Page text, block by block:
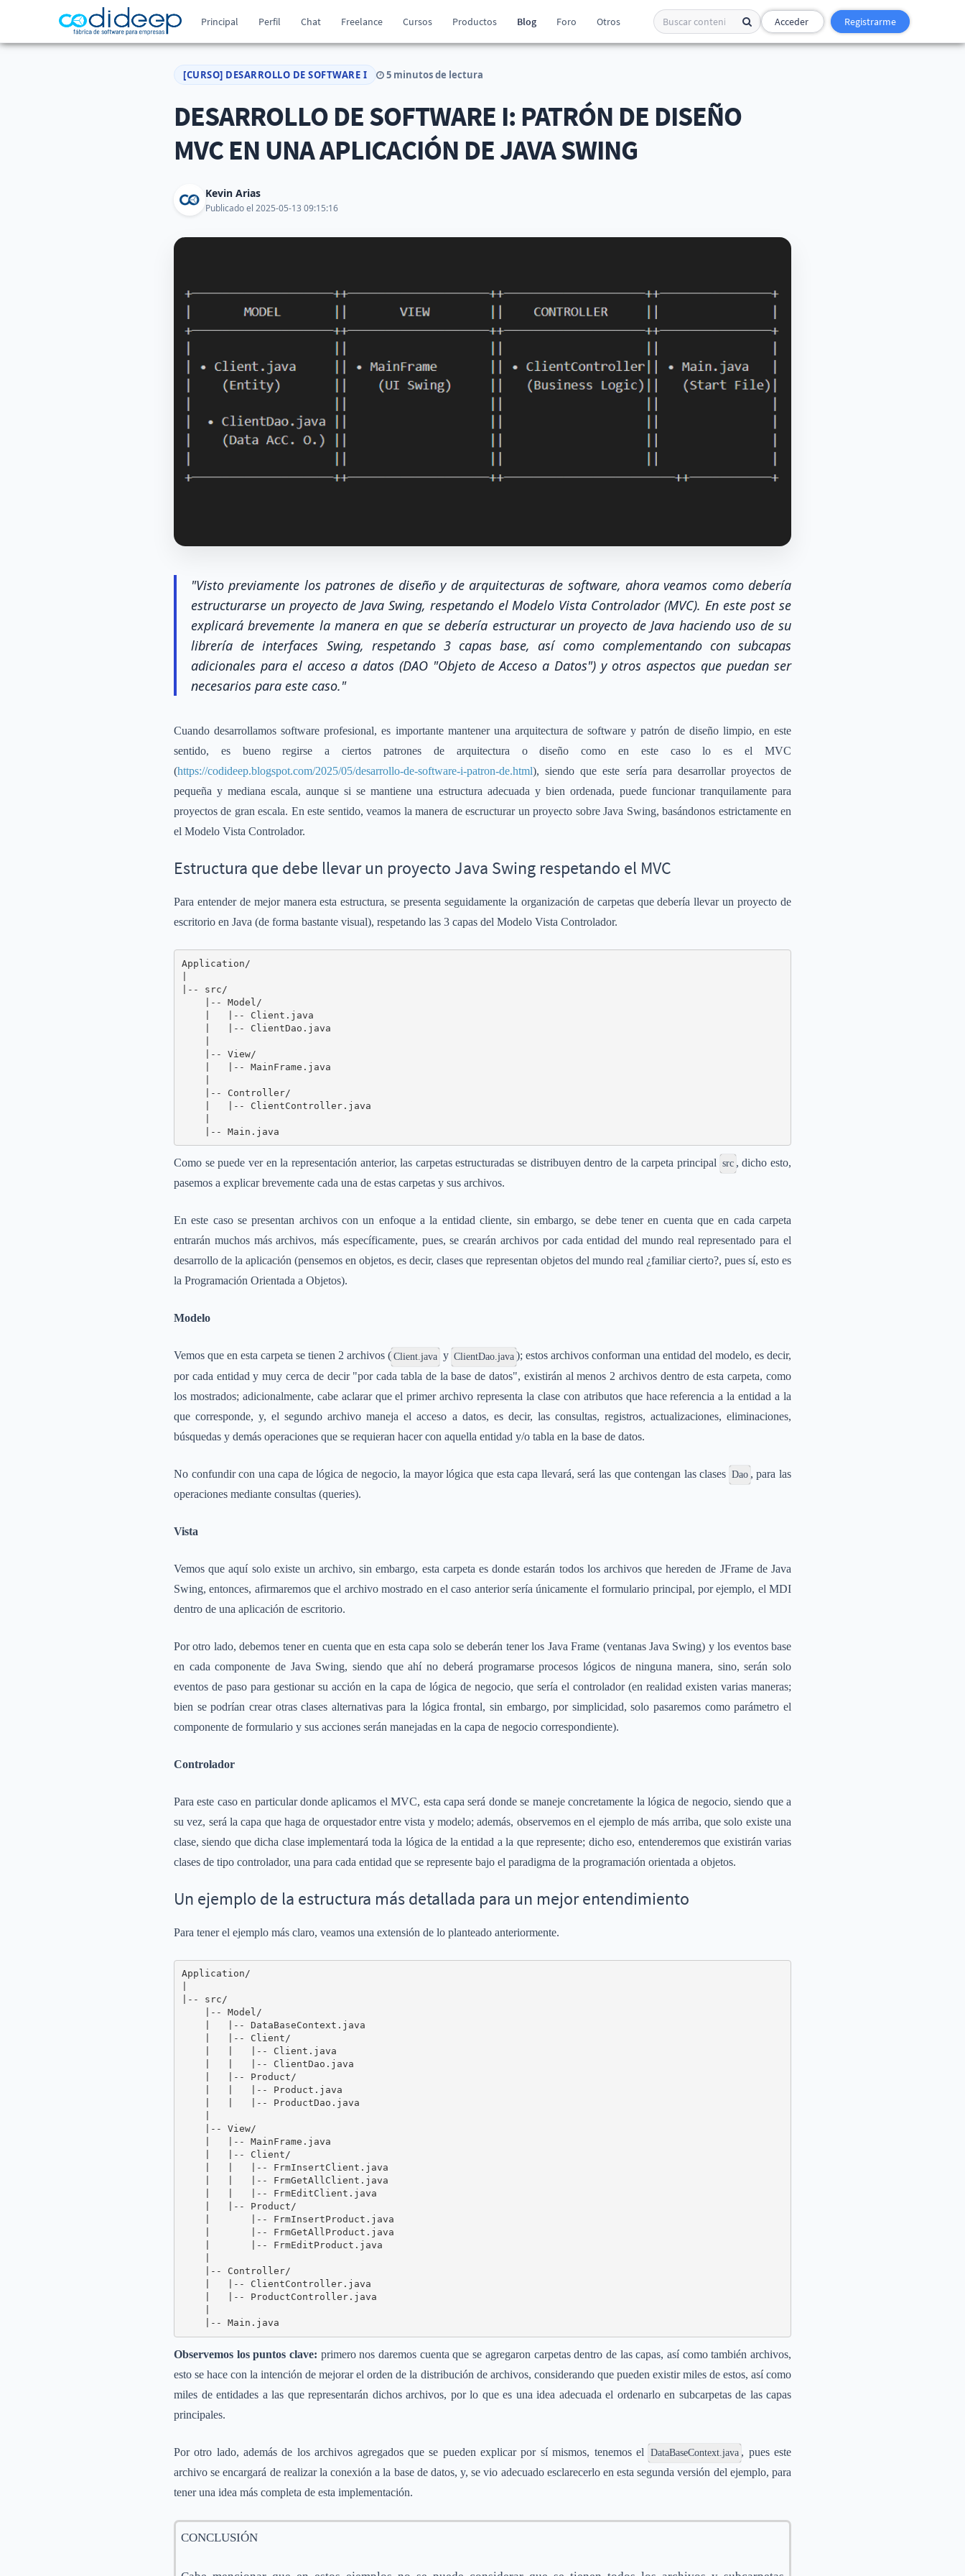
Principal Perfil Chat Freelance Cursos Productos Blog Foro Otros Acceder Registrarme
[CURSO] DESARROLLO DE SOFTWARE I 5 minutos de lectura
DESARROLLO DE SOFTWARE I: PATRÓN DE DISEÑO
MVC EN UNA APLICACIÓN DE JAVA SWING
Kevin Arias
Publicado el 2025-05-13 09:15:16
"Visto previamente los patrones de diseño y de arquitecturas de software, ahora veamos como debería
estructurarse un proyecto de Java Swing, respetando el Modelo Vista Controlador (MVC). En este post se
explicará brevemente la manera en que se debería estructurar un proyecto de Java haciendo uso de su
librería de interfaces Swing, respetando 3 capas base, así como complementando con subcapas
adicionales para el acceso a datos (DAO "Objeto de Acceso a Datos") y otros aspectos que puedan ser
necesarios para este caso."
Cuando desarrollamos software profesional, es importante mantener una arquitectura de software y patrón de diseño limpio, en este
sentido, es bueno regirse a ciertos patrones de arquitectura o diseño como en este caso lo es el MVC
(https://codideep.blogspot.com/2025/05/desarrollo-de-software-i-patron-de.html), siendo que este sería para desarrollar proyectos de
pequeña y mediana escala, aunque si se mantiene una estructura adecuada y bien ordenada, puede funcionar tranquilamente para
proyectos de gran escala. En este sentido, veamos la manera de escructurar un proyecto sobre Java Swing, basándonos estrictamente en
el Modelo Vista Controlador.
Estructura que debe llevar un proyecto Java Swing respetando el MVC
Para entender de mejor manera esta estructura, se presenta seguidamente la organización de carpetas que debería llevar un proyecto de
escritorio en Java (de forma bastante visual), respetando las 3 capas del Modelo Vista Controlador.
Application/
|-- src/
    |-- Model/
    |   |-- Client.java
    |   |-- ClientDao.java
    |-- View/
    |   |-- MainFrame.java
    |-- Controller/
    |   |-- ClientController.java
    |-- Main.java
Como se puede ver en la representación anterior, las carpetas estructuradas se distribuyen dentro de la carpeta principal src , dicho esto,
pasemos a explicar brevemente cada una de estas carpetas y sus archivos.
En este caso se presentan archivos con un enfoque a la entidad cliente, sin embargo, se debe tener en cuenta que en cada carpeta
entrarán muchos más archivos, más específicamente, pues, se crearán archivos por cada entidad del mundo real representado para el
desarrollo de la aplicación (pensemos en objetos, es decir, clases que representan objetos del mundo real ¿familiar cierto?, pues sí, esto es
la Programación Orientada a Objetos).
Modelo
Vemos que en esta carpeta se tienen 2 archivos ( Client.java y ClientDao.java ); estos archivos conforman una entidad del modelo, es decir,
por cada entidad y muy cerca de decir "por cada tabla de la base de datos", existirán al menos 2 archivos dentro de esta carpeta, como
los mostrados; adicionalmente, cabe aclarar que el primer archivo representa la clase con atributos que hace referencia a la entidad a la
que corresponde, y, el segundo archivo maneja el acceso a datos, es decir, las consultas, registros, actualizaciones, eliminaciones,
búsquedas y demás operaciones que se requieran hacer con aquella entidad y/o tabla en la base de datos.
No confundir con una capa de lógica de negocio, la mayor lógica que esta capa llevará, será las que contengan las clases Dao , para las
operaciones mediante consultas (queries).
Vista
Vemos que aquí solo existe un archivo, sin embargo, esta carpeta es donde estarán todos los archivos que hereden de JFrame de Java
Swing, entonces, afirmaremos que el archivo mostrado en el caso anterior sería únicamente el formulario principal, por ejemplo, el MDI
dentro de una aplicación de escritorio.
Por otro lado, debemos tener en cuenta que en esta capa solo se deberán tener los Java Frame (ventanas Java Swing) y los eventos base
en cada componente de Java Swing, siendo que ahí no deberá programarse procesos lógicos de ninguna manera, sino, serán solo
eventos de paso para gestionar su acción en la capa de lógica de negocio, que sería el controlador (en realidad existen varias maneras;
bien se podrían crear otras clases alternativas para la lógica frontal, sin embargo, por simplicidad, solo pasaremos como parámetro el
componente de formulario y sus acciones serán manejadas en la capa de negocio correspondiente).
Controlador
Para este caso en particular donde aplicamos el MVC, esta capa será donde se maneje concretamente la lógica de negocio, siendo que a
su vez, será la capa que haga de orquestador entre vista y modelo; además, observemos en el ejemplo de más arriba, que solo existe una
clase, siendo que dicha clase implementará toda la lógica de la entidad a la que represente; dicho eso, entenderemos que existirán varias
clases de tipo controlador, una para cada entidad que se represente bajo el paradigma de la programación orientada a objetos.
Un ejemplo de la estructura más detallada para un mejor entendimiento
Para tener el ejemplo más claro, veamos una extensión de lo planteado anteriormente.
Application/
|-- src/
    |-- Model/
    |   |-- DataBaseContext.java
    |   |-- Client/
    |   |   |-- Client.java
    |   |   |-- ClientDao.java
    |   |-- Product/
    |   |   |-- Product.java
    |   |   |-- ProductDao.java
    |-- View/
    |   |-- MainFrame.java
    |   |-- Client/
    |   |   |-- FrmInsertClient.java
    |   |   |-- FrmGetAllClient.java
    |   |   |-- FrmEditClient.java
    |   |-- Product/
    |       |-- FrmInsertProduct.java
    |       |-- FrmGetAllProduct.java
    |       |-- FrmEditProduct.java
    |-- Controller/
    |   |-- ClientController.java
    |   |-- ProductController.java
    |-- Main.java
Observemos los puntos clave: primero nos daremos cuenta que se agregaron carpetas dentro de las capas, así como también archivos,
esto se hace con la intención de mejorar el orden de la distribución de archivos, considerando que pueden existir miles de estos, así como
miles de entidades a las que representarán dichos archivos, por lo que es una idea adecuada el ordenarlo en subcarpetas de las capas
principales.
Por otro lado, además de los archivos agregados que se pueden explicar por sí mismos, tenemos el DataBaseContext.java , pues este
archivo se encargará de realizar la conexión a la base de datos, y, se vio adecuado esclarecerlo en esta segunda versión del ejemplo, para
tener una idea más completa de esta implementación.
CONCLUSIÓN